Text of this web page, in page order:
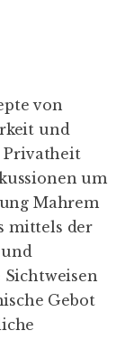
von
und
Privatheit
um
Mahrem
mittels der
Gebot